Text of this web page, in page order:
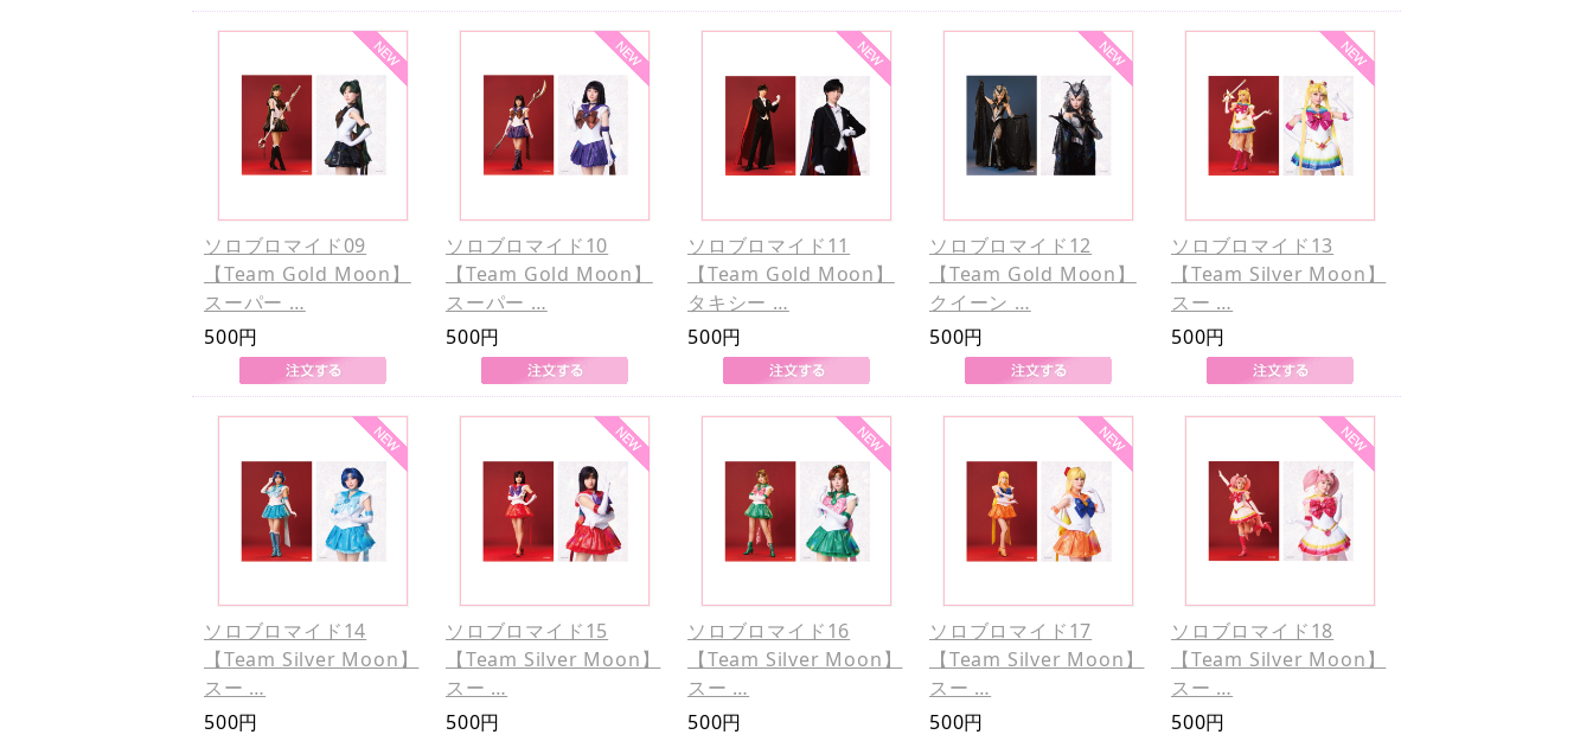
ソロブロマイド09
【Team Gold Moon】
スーパー …
500円
ソロブロマイド10
【Team Gold Moon】
スーパー …
500円
ソロブロマイド11
【Team Gold Moon】
タキシー …
500円
ソロブロマイド12
【Team Gold Moon】
クイーン …
500円
ソロブロマイド13
【Team Silver Moon】
スー …
500円
ソロブロマイド14
【Team Silver Moon】
スー …
500円
ソロブロマイド15
【Team Silver Moon】
スー …
500円
ソロブロマイド16
【Team Silver Moon】
スー …
500円
ソロブロマイド17
【Team Silver Moon】
スー …
500円
ソロブロマイド18
【Team Silver Moon】
スー …
500円